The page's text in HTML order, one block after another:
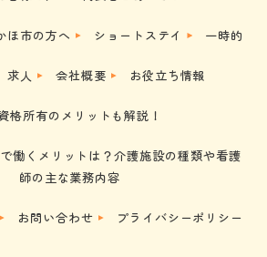
ほ市の方へ ショートステイ 一時的
求人 会社概要 お役立ち情報
格所有のメリットも解説！
働くメリットは？介護施設の種類や看護
師の主な業務内容
お問い合わせ プライバシーポリシー